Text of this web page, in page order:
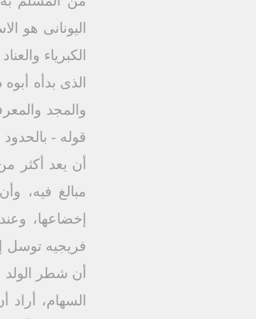
الكبرياء
الذى بدأه
والمجد
قوله -
أن يعد أكثر
مبالغ فيه،
إخضاعها،
فريجيه توسل
أن شطر
السهام،